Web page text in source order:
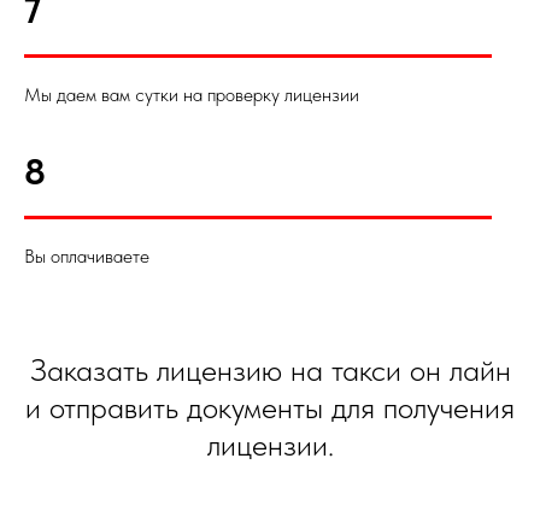
7
Мы даем вам сутки на проверку лицензии
8
Вы оплачиваете
Заказать лицензию на такси он лайн
и отправить документы для получения
лицензии.